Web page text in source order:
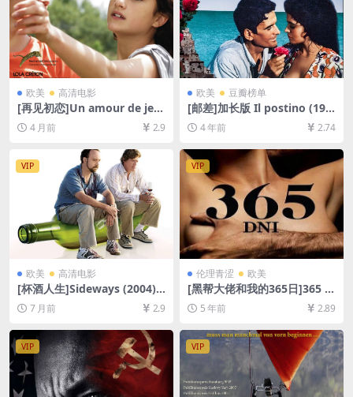
欧美 高清电影
[再见初恋]Un amour de jeu
nesse (2011)[百度网盘+夸克
网盘1080P超清未删减资源]
[网盘在线播放/下载][MP4/7.
6GB][中文字幕]
4 月前 2.9
欧美 豆瓣榜单
[邮差]加长版 Il postino (199
4)[百度网盘+迅雷云盘资源10
80P超清未删减][MP4/7GB]
[中文字幕]
4 年前 2.74
VIP
欧美 高清电影
[杯酒人生]Sideways (2004)
[百度网盘+夸克网盘1080P超
清未删减资源][网盘在线播放/
下载][MP4/8.6GB][中英字幕]
7 月前 2.9
VIP
伦理青涩 欧美
[黑帮大佬和我的365日]365 d
ni (2020)[百度网盘+迅雷云盘
资源1080P超清][MP4/3.8GB]
[原声双语字幕]【手机无法在
线播放，请PC下载防和谐压缩
包（含解压密码）】
5 年前 2.89
VIP VIP